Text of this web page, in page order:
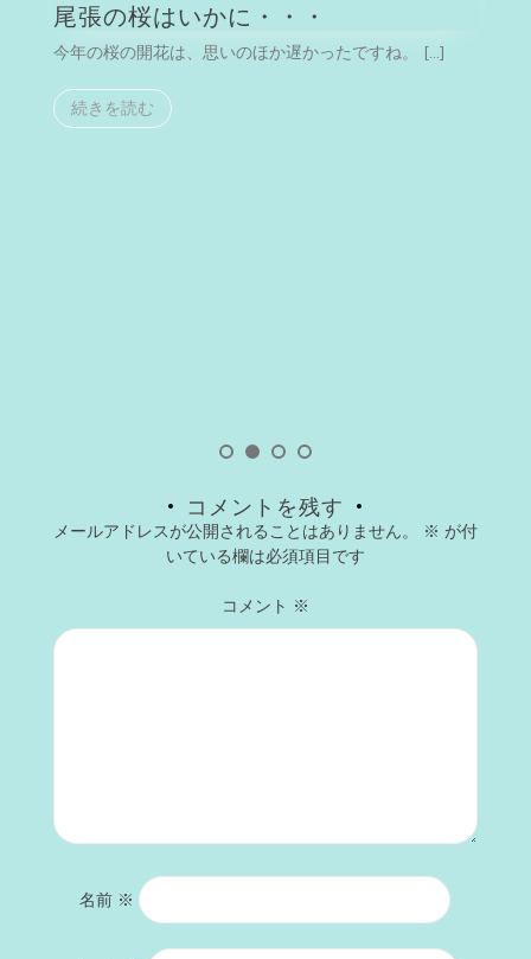
尾張の桜はいかに・・・
今年の桜の開花は、思いのほか遅かったですね。 […]
続きを読む
コメントを残す
メールアドレスが公開されることはありません。 ※ が付
いている欄は必須項目です
コメント ※
名前 ※